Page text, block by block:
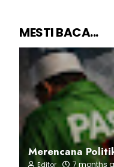
MESTI BACA...
Merencana
Editor 7 months